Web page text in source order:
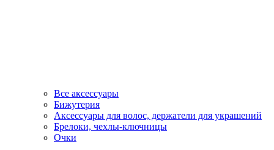
Все аксессуары
Бижутерия
Аксессуары для волос, держатели для украшений
Брелоки, чехлы-ключницы
Очки